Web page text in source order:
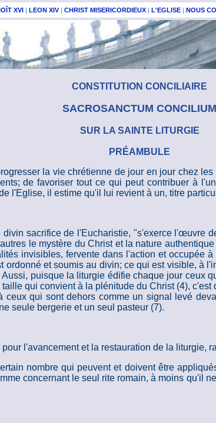
XVI | LEON XIV| CHRIST MISERICORDIEUX | L'EGLISE | NOUS
CONSTITUTION CONCILIAIRE
SACROSANCTUM CONCILIUM
SUR LA SAINTE LITURGIE
PRÉAMBULE
la vie chrétienne de jour en jour chez
de favoriser tout ce qui peut contribuer à
l'Eglise, il estime qu'il lui revient à un, titre
sacrifice de l'Eucharistie, "s'exerce l'œuvre
le mystère du Christ et la nature
invisibles, fervente dans l'action et occupée
ordonné et soumis au divin; ce qui est visible, à
puisque la liturgie édifie chaque jour ceux
qui convient à la plénitude du Christ (4),
qui sont dehors comme un signal levé
seule bergerie et un seul pasteur (7).
l'avancement et la restauration de la liturgie,
nombre qui peuvent et doivent être
concernant le seul rite romain, à moins qu'il